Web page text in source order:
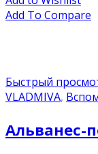
Add To Compare
Быстрый
VLADMIVA,
Альванес-